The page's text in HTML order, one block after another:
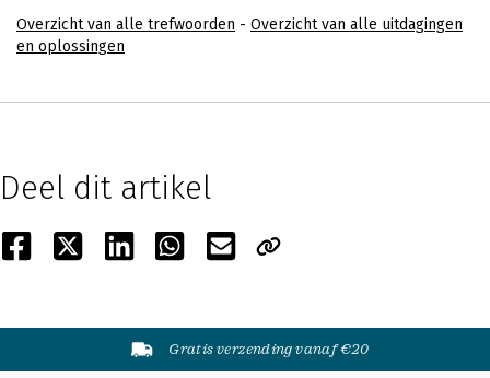
Overzicht van alle trefwoorden - Overzicht van alle uitdagingen
en oplossingen
Deel dit artikel
Gratis verzending vanaf €20